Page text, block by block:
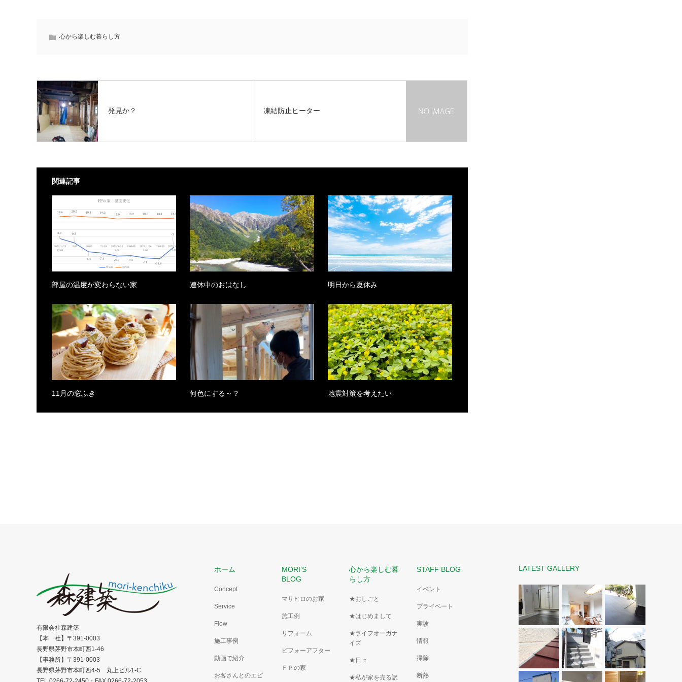
心から楽しむ暮らし方
発見か？ 凍結防止ヒーター
関連記事
部屋の温度が変わらない家 連休中のおはなし 明日から夏休み
11月の窓ふき 何色にする～？ 地震対策を考えたい
ホーム
Concept
Service
Flow
施工事例
動画で紹介
お客さんとのエピ
MORI’S
BLOG
マサヒロのお家
施工例
リフォーム
ビフォーアフター
ＦＰの家
心から楽しむ暮
らし方
★おしごと
★はじめまして
★ライフオーガナ
イズ
★日々
★私が家を売る訳
STAFF BLOG
イベント
プライベート
実験
情報
掃除
断熱
LATEST GALLERY
有限会社森建築
【本 社】〒391-0003
長野県茅野市本町西1-46
【事務所】〒391-0003
長野県茅野市本町西4-5 丸上ビル1-C